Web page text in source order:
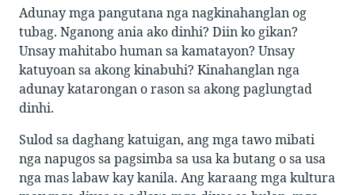
Adunay mga pangutana nga nagkinahanglan og
tubag. Nganong ania ako dinhi? Diin ko gikan?
Unsay mahitabo human sa kamatayon? Unsay
katuyoan sa akong kinabuhi? Kinahanglan nga
adunay katarongan o rason sa akong paglungtad
dinhi.
Sulod sa daghang katuigan, ang mga tawo mibati
nga napugos sa pagsimba sa usa ka butang o sa usa
nga mas labaw kay kanila. Ang karaang mga kultura